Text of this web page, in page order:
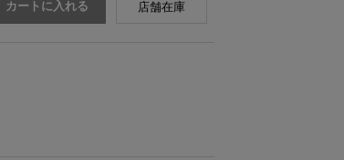
カートに入れる 店舗在庫